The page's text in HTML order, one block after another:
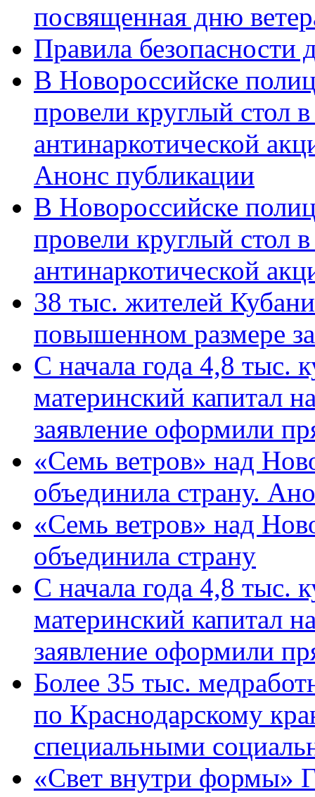
посвященная дню
Правила безопасности
В Новороссийске
провели круглый стол
антинаркотической
Анонс публикации
В Новороссийске
провели круглый стол
антинаркотической
38 тыс. жителей
повышенном размере
С начала года 4,8 тыс.
материнский капитал
заявление оформили
«Семь ветров» над
объединила страну.
«Семь ветров» над
объединила страну
С начала года 4,8 тыс.
материнский капитал
заявление оформили
Более 35 тыс.
по Краснодарскому
специальными
«Свет внутри формы»